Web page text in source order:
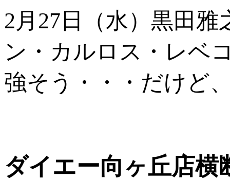
2月27日（水）黒田
ン・カルロス・レベ
強そう・・・だけど
ダイエー向ヶ丘店横